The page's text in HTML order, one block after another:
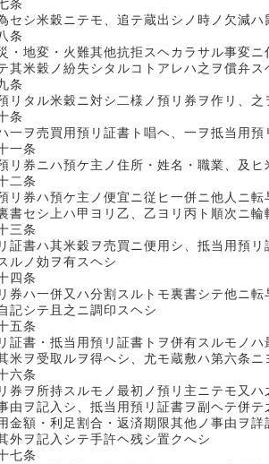
セシ米穀ニテモ、追テ蔵出シノ時ノ欠減
・地変・火難其他抗拒スヘカラサル事変
其米穀ノ紛失シタルコトアレハ之ヲ償弁ス
リタル米穀ニ対シ二様ノ預リ券ヲ作リ、
一ヲ売買用預リ証書ト唱ヘ、一ヲ抵当用
条
リ券ニハ預ケ主ノ住所・姓名・職業、及
条
リ券ハ預ケ主ノ便宜ニ従ヒ一併ニ他人ニ
書セシ上ハ甲ヨリ乙、乙ヨリ丙ト順次ニ
条
証書ハ其米穀ヲ売買ニ便用シ、抵当用預
ルノ効ヲ有スヘシ
条
券ハ一併又ハ分割スルトモ裏書シテ他ニ
記シテ且之ニ調印スヘシ
条
証書・抵当用預リ証書トヲ併有スルモノ
米ヲ受取ルヲ得へシ、尤モ蔵敷ハ第六条
条
券ヲ所持スルモノ最初ノ預リ主ニテモ又
由ヲ記入シ、抵当用預リ証書ヲ副ヘテ併
金額・利足割合・返済期限其他ノ事由ヲ
外ヲ記入シテ手許ヘ残シ置クへシ
条